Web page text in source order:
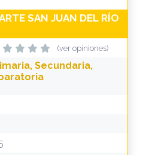
SAN JUAN DEL RÍO
(ver opiniones)
Secundaria,